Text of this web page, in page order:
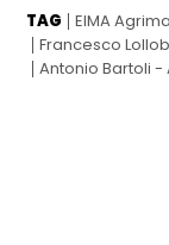
TAG EIMA
Francesco
Antonio Bartoli